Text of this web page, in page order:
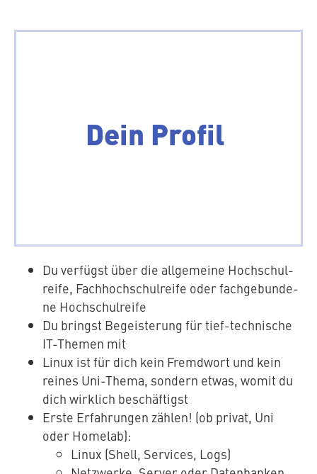
Dein Profil
Was du mit­brin­gen
solltest
Du verfügst über die all­ge­mei­ne Hoch­schul­
rei­fe, Fach­hoch­schul­rei­fe oder fach­ge­bun­de­
ne Hochschulreife
Du bringst Be­geis­te­rung für tief-tech­ni­sche
IT-Themen mit
Linux ist für dich kein Fremdwort und kein
reines Uni-Thema, sondern etwas, womit du
dich wirklich beschäftigst
Erste Er­fah­run­gen zählen! (ob privat, Uni
oder Homelab):
Linux (Shell, Services, Logs)